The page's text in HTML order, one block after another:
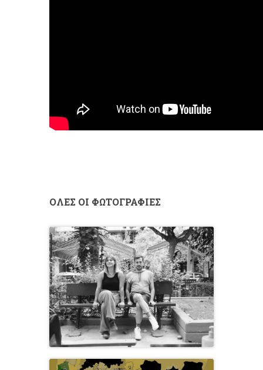
ΟΛΕΣ ΟΙ ΦΩΤΟΓΡΑΦΙΕΣ